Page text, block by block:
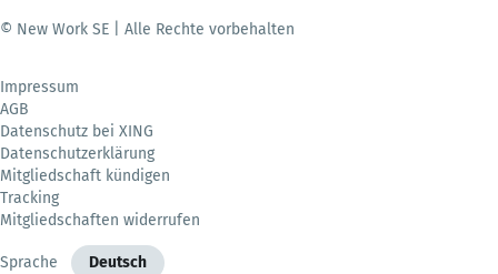
© New Work SE | Alle Rechte vorbehalten
Impressum
AGB
Datenschutz bei XING
Datenschutzerklärung
Mitgliedschaft kündigen
Tracking
Mitgliedschaften widerrufen
Sprache Deutsch